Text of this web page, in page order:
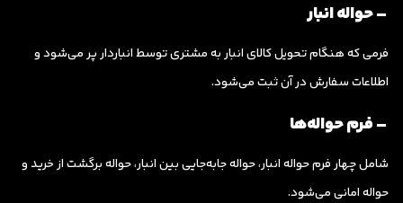
– حواله انبار
فرمی که هنگام تحویل کالای انبار به مشتری توسط انباردار پر می‌شود و
اطلاعات سفارش در آن ثبت می‌شود.
– فرم حواله‌ها
شامل چهار فرم حواله انبار، حواله جابه‌جایی بین انبار، حواله برگشت از خرید و
حواله امانی می‌شود.